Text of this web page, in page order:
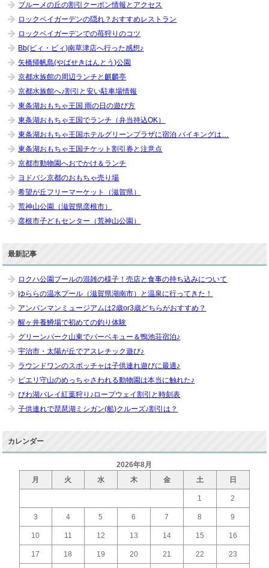
ブルーメの丘の割引クーポン情報とアクセス
ロックベイガーデンの隠れ？おすすめレストラン
ロックベイガーデンでの苺狩りのコツ
Bb(ビィ・ビィ)南草津店へ行った感想♪
矢橋帰帆島(やばせきはんとう)公園
京都水族館の周辺ランチと麒麟亭
京都水族館へ♪割引と安い駐車場情報
東条湖おもちゃ王国 雨の日の遊び方
東条湖おもちゃ王国でランチ（弁当持込OK）
東条湖おもちゃ王国ホテルグリーンプラザに宿泊 バイキングは…
東条湖おもちゃ王国チケット割引券と注意点
京都市動物園へおでかけ＆ランチ
ヨドバシ京都のおもちゃ売り場
希望が丘フリーマーケット（滋賀県）
荒神山公園（滋賀県彦根市）
彦根市子どもセンター（荒神山公園）
最新記事
ロクハ公園プールの混雑の様子！売店と食事の持ち込みについて
ゆららの温水プール（滋賀県湖南市）と温泉に行ってきた！
アンパンマンミュージアムは2歳or3歳どちらがおすすめ？
醒ヶ井養鱒場で初めての釣り体験
グリーンパーク山東でバーベキュー＆鴨池荘宿泊♪
宇治市・太陽が丘でアスレチック遊び♪
ラウンドワンのスポッチャは子供連れ遊びに最適♪
ピエリ守山のめっちゃさわれる動物園は本当に触れた♪
びわ湖バレイ紅葉狩り♪ロープウェイ割引と時刻表
子供連れで琵琶湖ミシガン(船)クルーズ♪割引は？
カレンダー
2026年8月
月
火 水 木 金 土 日
1 2
3 4 5 6 7 8 9
10 11 12 13 14 15 16
17 18 19 20 21 22 23